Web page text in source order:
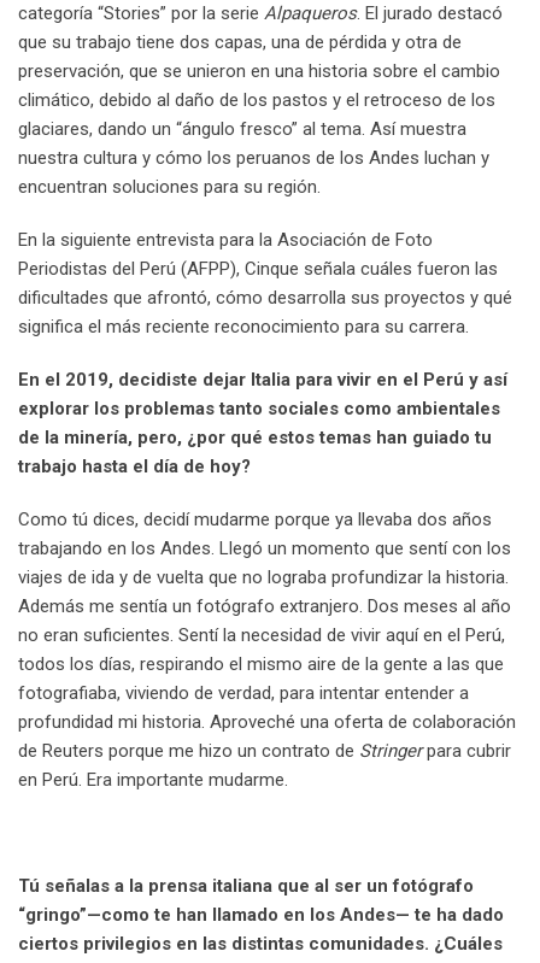
categoría “Stories” por la serie Alpaqueros. El jurado destacó
que su trabajo tiene dos capas, una de pérdida y otra de
preservación, que se unieron en una historia sobre el cambio
climático, debido al daño de los pastos y el retroceso de los
glaciares, dando un “ángulo fresco” al tema. Así muestra
nuestra cultura y cómo los peruanos de los Andes luchan y
encuentran soluciones para su región.
En la siguiente entrevista para la Asociación de Foto
Periodistas del Perú (AFPP), Cinque señala cuáles fueron las
dificultades que afrontó, cómo desarrolla sus proyectos y qué
significa el más reciente reconocimiento para su carrera.
En el 2019, decidiste dejar Italia para vivir en el Perú y así
explorar los problemas tanto sociales como ambientales
de la minería, pero, ¿por qué estos temas han guiado tu
trabajo hasta el día de hoy?
Como tú dices, decidí mudarme porque ya llevaba dos años
trabajando en los Andes. Llegó un momento que sentí con los
viajes de ida y de vuelta que no lograba profundizar la historia.
Además me sentía un fotógrafo extranjero. Dos meses al año
no eran suficientes. Sentí la necesidad de vivir aquí en el Perú,
todos los días, respirando el mismo aire de la gente a las que
fotografiaba, viviendo de verdad, para intentar entender a
profundidad mi historia. Aproveché una oferta de colaboración
de Reuters porque me hizo un contrato de Stringerpara cubrir
en Perú. Era importante mudarme.
Tú señalas a la prensa italiana que al ser un fotógrafo
“gringo”—como te han llamado en los Andes—te ha dado
ciertos privilegios en las distintas comunidades. ¿Cuáles